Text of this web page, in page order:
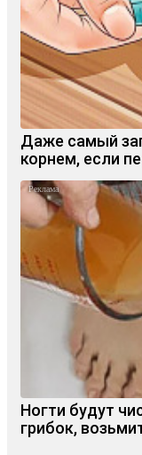
Даже самый
корнем, если
Ногти будут
грибок,